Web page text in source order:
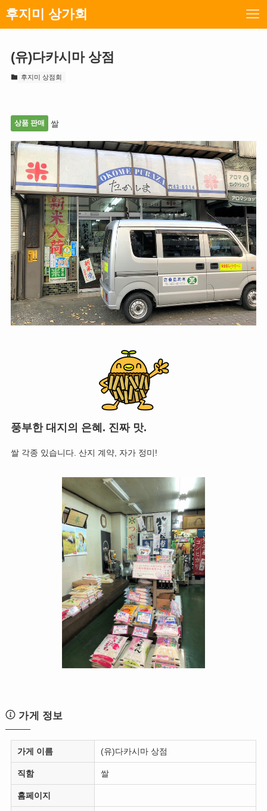
후지미 상가회
(유)다카시마 상점
후지미 상점회
상품 판매 쌀
풍부한 대지의 은혜. 진짜 맛.
쌀 각종 있습니다. 산지 계약, 자가 정미!
가게 정보
가게 이름 (유)다카시마 상점
직함 쌀
홈페이지